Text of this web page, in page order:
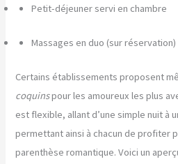
Petit-déjeuner servi en chambre
Massages en duo (sur réservation)
Certains établissements proposent
coquinspour les amoureux les plus
est flexible, allant d’une simple nuit à
permettant ainsi à chacun de profiter
parenthèse romantique. Voici un